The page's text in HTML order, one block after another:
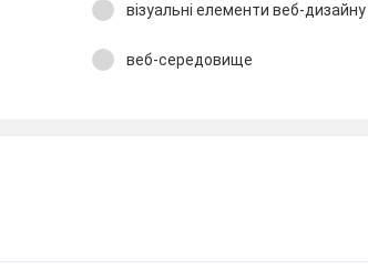
візуальні елементи веб-дизайну
веб-середовище